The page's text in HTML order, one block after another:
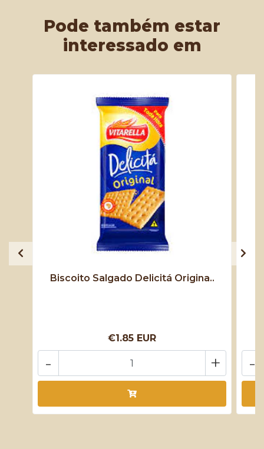
Pode também estar
interessado em
Biscoito Salgado Delicitá Origina..
€1.85 EUR
+
- -